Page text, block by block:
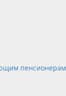
пенсионерам